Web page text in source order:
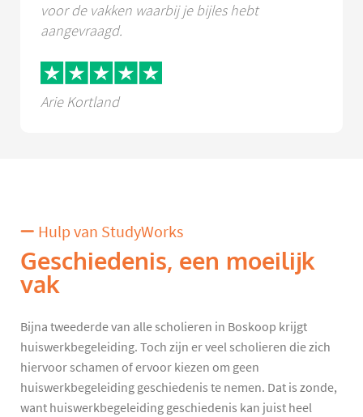
voor de vakken waarbij je bijles hebt
aangevraagd.
Arie Kortland
Hulp van StudyWorks
Geschiedenis, een moeilijk
vak
Bijna tweederde van alle scholieren in Boskoop krijgt
huiswerkbegeleiding. Toch zijn er veel scholieren die zich
hiervoor schamen of ervoor kiezen om geen
huiswerkbegeleiding geschiedenis te nemen. Dat is zonde,
want huiswerkbegeleiding geschiedenis kan juist heel